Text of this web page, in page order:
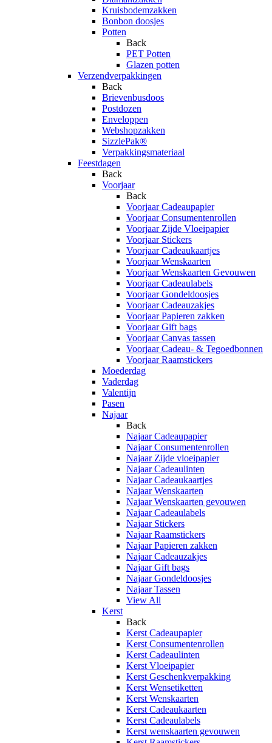
Kruisbodemzakken
Bonbon doosjes
Potten
Back
PET Potten
Glazen potten
Verzendverpakkingen
Back
Brievenbusdoos
Postdozen
Enveloppen
Webshopzakken
SizzlePak®
Verpakkingsmateriaal
Feestdagen
Back
Voorjaar
Back
Voorjaar Cadeaupapier
Voorjaar Consumentenrollen
Voorjaar Zijde Vloeipapier
Voorjaar Stickers
Voorjaar Cadeaukaartjes
Voorjaar Wenskaarten
Voorjaar Wenskaarten Gevouwen
Voorjaar Cadeaulabels
Voorjaar Gondeldoosjes
Voorjaar Cadeauzakjes
Voorjaar Papieren zakken
Voorjaar Gift bags
Voorjaar Canvas tassen
Voorjaar Cadeau- & Tegoedbonnen
Voorjaar Raamstickers
Moederdag
Vaderdag
Valentijn
Pasen
Najaar
Back
Najaar Cadeaupapier
Najaar Consumentenrollen
Najaar Zijde vloeipapier
Najaar Cadeaulinten
Najaar Cadeaukaartjes
Najaar Wenskaarten
Najaar Wenskaarten gevouwen
Najaar Cadeaulabels
Najaar Stickers
Najaar Raamstickers
Najaar Papieren zakken
Najaar Cadeauzakjes
Najaar Gift bags
Najaar Gondeldoosjes
Najaar Tassen
View All
Kerst
Back
Kerst Cadeaupapier
Kerst Consumentenrollen
Kerst Cadeaulinten
Kerst Vloeipapier
Kerst Geschenkverpakking
Kerst Wensetiketten
Kerst Wenskaarten
Kerst Cadeaukaarten
Kerst Cadeaulabels
Kerst wenskaarten gevouwen